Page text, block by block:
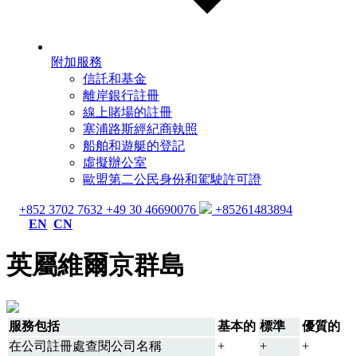
附加服務
信託和基金
離岸銀行註冊
線上賭場的註冊
塞浦路斯經紀商執照
船舶和遊艇的登記
虛擬辦公室
歐盟第二公民身份和駕駛許可證
+852 3702 7632 +49 30 46690076
+85261483894
EN CN
英屬維爾京群島
服務包括 基本的 標準
優質的
在公司註冊處查閱公司名稱
+ +
+